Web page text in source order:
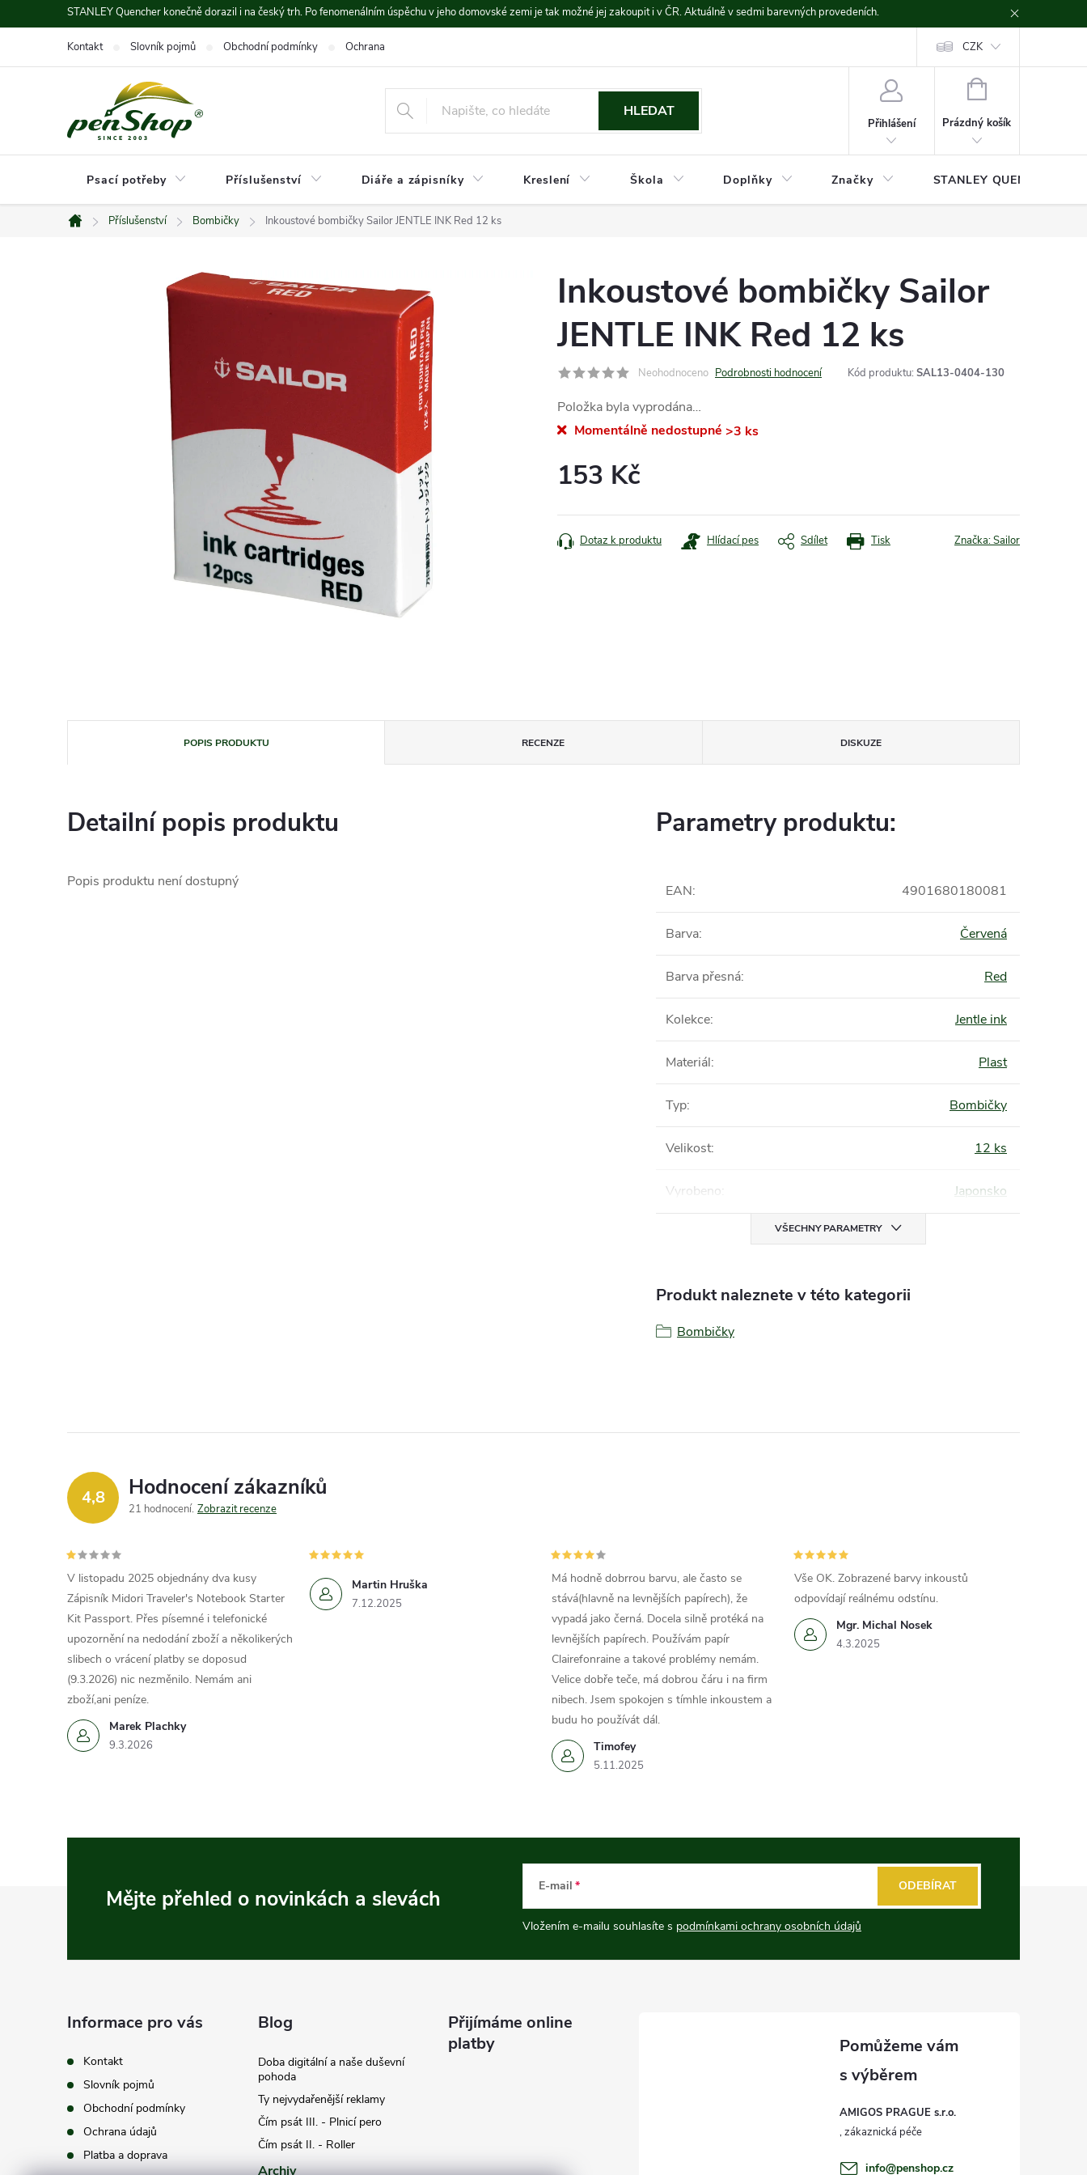
na
STANLEY Quencher konečně dorazil i na český trh. Po fenomenálním úspěchu v jeho domovské zemi je tak možné jej zakoupit i v ČR. Aktuálně v sedmi barevných provedeních.
Kontakt Slovník pojmů Obchodní podmínky Ochrana údajů CZK
HLEDAT
Přihlášení
NÁKUPNÍ
Prázdný košík
Psací potřeby Příslušenství Diáře a zápisníky Kreslení Škola Doplňky Značky STANLEY QUENCHER
Domů
Příslušenství Bombičky Inkoustové bombičky Sailor JENTLE INK Red 12 ks
Inkoustové bombičky Sailor
JENTLE INK Red 12 ks
Neohodnoceno Podrobnosti hodnocení Kód produktu: SAL13-0404-130
Položka byla vyprodána…
Momentálně nedostupné >3 ks
153 Kč
cena:
Tisk
Dotaz k produktu Hlídací pes Sdílet Značka:Sailor
POPIS PRODUKTU RECENZE DISKUZE
Detailní popis produktu
Popis produktu není dostupný
Parametry produktu:
EAN: 4901680180081
Barva: Červená
Barva přesná: Red
Kolekce: Jentle ink
Materiál: Plast
Typ: Bombičky
Velikost: 12 ks
Vyrobeno: Japonsko
VŠECHNY PARAMETRY
Produkt naleznete v této kategorii
Bombičky
4,8 Hodnocení zákazníků
21 hodnocení Zobrazit recenze
Marek Plachky
9.3.2026
V listopadu 2025 objednány dva kusy
Zápisník Midori Traveler's Notebook Starter
Kit Passport. Přes písemné i telefonické
upozornění na nedodání zboží a několikerých
slibech o vrácení platby se doposud
(9.3.2026) nic nezměnilo. Nemám ani
zboží,ani peníze.
Martin Hruška
7.12.2025
Timofey
5.11.2025
Má hodně dobrrou barvu, ale často se
stává(hlavně na levnějších papírech), že
vypadá jako černá. Docela silně protéká na
levnějších papírech. Používám papír
Clairefonraine a takové problémy nemám.
Velice dobře teče, má dobrou čáru i na firm
nibech. Jsem spokojen s tímhle inkoustem a
budu ho používát dál.
Mgr. Michal Nosek
4.3.2025
Vše OK. Zobrazené barvy inkoustů
odpovídají reálnému odstínu.
Mějte přehled o novinkách a slevách E-mail
Vložením e-mailu souhlasíte s podmínkami ochrany osobních údajů
ODEBÍRAT
Informace pro vás
Kontakt
Slovník pojmů
Obchodní podmínky
Ochrana údajů
Platba a doprava
Blog
Doba digitální a naše duševní
pohoda
Ty nejvydařenější reklamy
Čím psát III. - Plnicí pero
Čím psát II. - Roller
Archiv
Přijímáme online
platby
AMIGOS PRAGUE s.r.o.
info@penshop.cz